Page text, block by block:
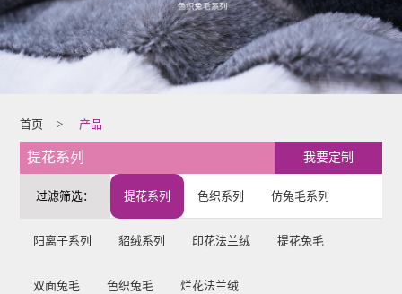
首页 > 产品
我要定制
提花系列
过滤筛选： 提花系列 色织系列 仿兔毛系列
阳离子系列 貂绒系列 印花法兰绒 提花兔毛
双面兔毛 色织兔毛 烂花法兰绒